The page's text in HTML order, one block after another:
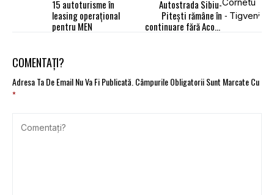
15 autoturisme în
leasing operaţional
pentru MEN
Autostrada Sibiu-
Piteşti rămâne în
continuare fără Acord
COMENTAȚI?
Adresa Ta De Email Nu Va Fi Publicată.Câmpurile Obligatorii Sunt Marcate Cu
*